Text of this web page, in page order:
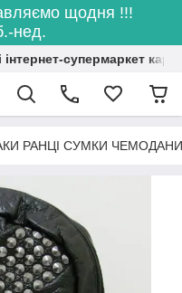
щодня !!!
нед.
супермаркет
РАНЦІ СУМКИ ЧЕМОДАНИ